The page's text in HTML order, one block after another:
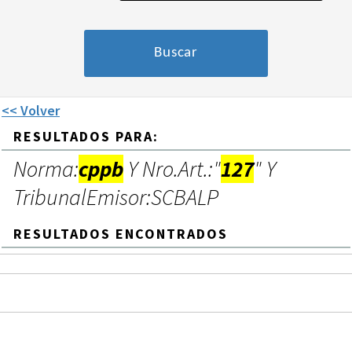
<< Volver
RESULTADOS PARA:
Norma:cppb Y Nro.Art.:"127" Y
TribunalEmisor:SCBALP
RESULTADOS ENCONTRADOS